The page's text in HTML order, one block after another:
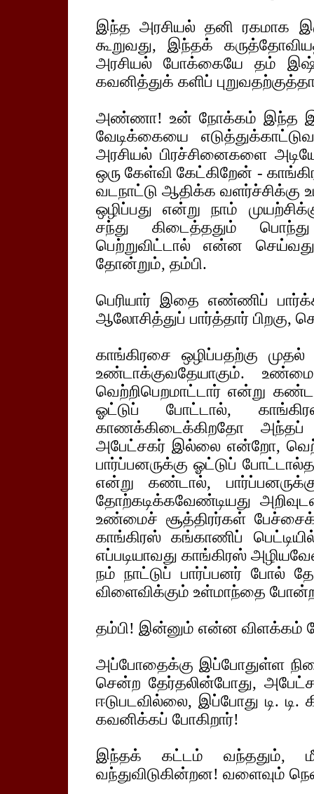
இந்த அரசியல் தனி ரகமாக
கூறுவது, இந்தக்
அரசியல் போக்கையே தம்
கவனித்துக் களிப்
அண்ணா! உன் நோக்கம் இந்த
வேடிக்கையை
அரசியல் பிரச்சினைகளை
ஒரு கேள்வி கேட்கிறேன் -
வடநாட்டு ஆதிக்க
ஒழிப்பது என்று நாம்
சந்து கிடைத்ததும்
பெற்றுவிட்டால் என்ன
தோன்றும், தம்பி.
பெரியார் இதை எண்ணிப்
ஆலோசித்துப் பார்த்தார் பிறகு,
காங்கிரசை ஒழிப்பதற்கு
உண்டாக்குவதேயாகும்.
வெற்றிபெறமாட்டார் என்று கண்ட
ஓட்டுப் போட்டால்,
காணக்கிடைக்கிறதோ அந்தப்
அபேட்சகர் இல்லை என்றோ,
பார்ப்பனருக்கு ஓட்டுப்
என்று கண்டால்,
தோற்கடிக்கவேண்டியது
உண்மைச் சூத்திரர்கள்
காங்கிரஸ் கங்காணிப்
எப்படியாவது காங்கிரஸ்
நம் நாட்டுப் பார்ப்பனர்
விளைவிக்கும் உள்மாந்தை
தம்பி! இன்னும் என்ன விளக்கம்
அப்போதைக்கு இப்போதுள்ள
சென்ற தேர்தலின்போது,
ஈடுபடவில்லை, இப்போது டி.
கவனிக்கப் போகிறார்!
இந்தக் கட்டம் வந்ததும்,
வந்துவிடுகின்றன! வளைவும்